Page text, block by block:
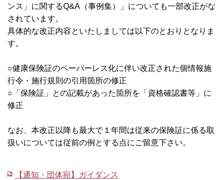
ンス」に関するQ&A（事例集）」についても一部改正がな
されています。
具体的な改正内容といたしましては以下のとおりとなりま
す。
○健康保険証のペーパーレス化に伴い改正された個情報施
行令・施行規則の引用箇所の修正
○「保険証」との記載があった箇所を「資格確認書等」に
修正
なお、本改正以降も最大で１年間は従来の保険証に係る取
扱いについては従前の例とする点にご留意下さい。
【通知・団体宛】ガイダンス